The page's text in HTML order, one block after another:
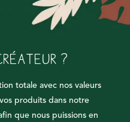
?
totale avec nos valeurs
produits dans notre
que nous puissions en